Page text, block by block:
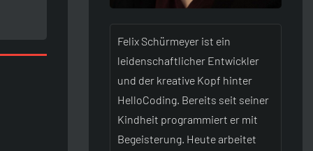
Felix Schürmeyer ist ein
leidenschaftlicher Entwickler
und der kreative Kopf hinter
HelloCoding. Bereits seit seiner
Kindheit programmiert er mit
Begeisterung. Heute arbeitet